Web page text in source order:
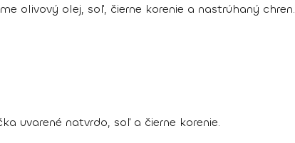
olivový olej, soľ, čierne korenie a nastrúhaný chren.
uvarené natvrdo, soľ a čierne korenie.